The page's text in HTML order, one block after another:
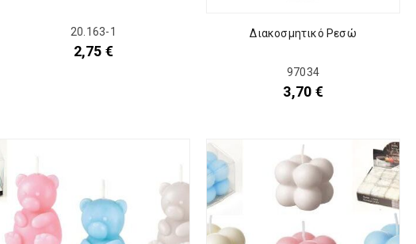
20.163-1
2,75 €
Διακοσμητικό Ρεσώ
97034
3,70 €